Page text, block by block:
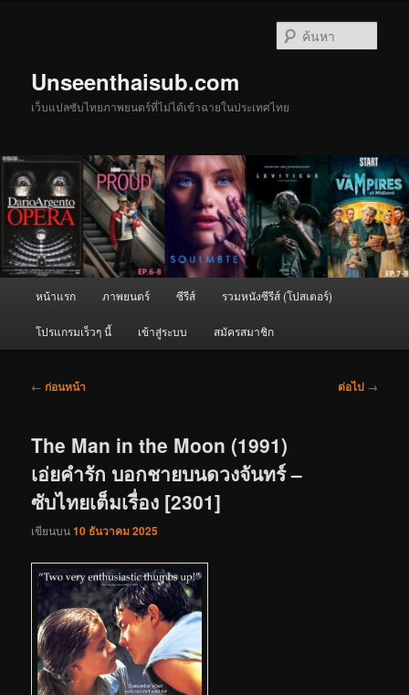
Unseenthaisub.com
เว็บแปลซับไทยภาพยนตร์ที่ไม่ได้เข้าฉายในประเทศไทย
หน้าแรก ภาพยนตร์ ซีรีส์ รวมหนังซีรีส์ (โปสเตอร์)
โปรแกรมเร็วๆ นี้ เข้าสู่ระบบ สมัครสมาชิก
เมนู
← ก่อนหน้า ต่อไป →
The Man in the Moon (1991)
เอ่ยคำรัก บอกชายบนดวงจันทร์ –
ซับไทยเต็มเรื่อง [2301]
เขียนบน10 ธันวาคม 2025